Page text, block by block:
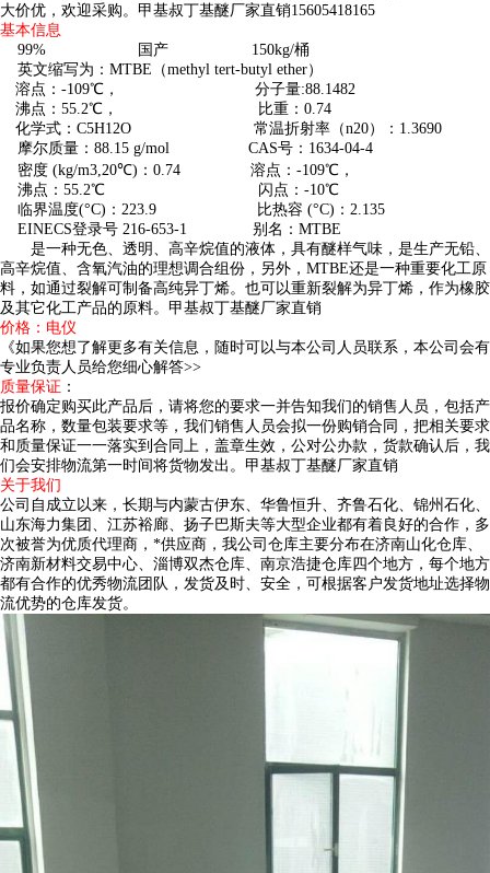
大价优，欢迎采购。甲基叔丁基醚厂家直销15605418165
基本信息
99% 国产 150kg/桶
英文缩写为：MTBE（methyl tert-butyl ether）
溶点：-109℃， 分子量:88.1482
沸点：55.2℃， 比重：0.74
化学式：C5H12O 常温折射率（n20）：1.3690
摩尔质量：88.15 g/mol CAS号：1634-04-4
密度 (kg/m3,20℃)：0.74 溶点：-109℃，
沸点：55.2℃ 闪点：-10℃
临界温度(°C)：223.9 比热容 (°C)：2.135
EINECS登录号 216-653-1 别名：MTBE
是一种无色、透明、高辛烷值的液体，具有醚样气味，是生产无铅、
高辛烷值、含氧汽油的理想调合组份，另外，MTBE还是一种重要化工原
料，如通过裂解可制备高纯异丁烯。也可以重新裂解为异丁烯，作为橡胶
及其它化工产品的原料。甲基叔丁基醚厂家直销
价格：电仪
《如果您想了解更多有关信息，随时可以与本公司人员联系，本公司会有
专业负责人员给您细心解答>>
质量保证 ：
报价确定购买此产品后，请将您的要求一并告知我们的销售人员，包括产
品名称，数量包装要求等，我们销售人员会拟一份购销合同，把相关要求
和质量保证一一落实到合同上，盖章生效，公对公办款，货款确认后，我
们会安排物流第一时间将货物发出。甲基叔丁基醚厂家直销
关于我们
公司自成立以来，长期与内蒙古伊东、华鲁恒升、齐鲁石化、锦州石化、
山东海力集团、江苏裕廊、扬子巴斯夫等大型企业都有着良好的合作，多
次被誉为优质代理商，*供应商，我公司仓库主要分布在济南山化仓库、
济南新材料交易中心、淄博双杰仓库、南京浩捷仓库四个地方，每个地方
都有合作的优秀物流团队，发货及时、安全，可根据客户发货地址选择物
流优势的仓库发货。